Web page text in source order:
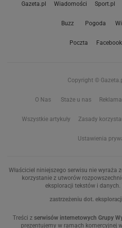
Gazeta.pl Wiadomości Sport.pl
Buzz Pogoda
Poczta Facebook
Copyright ©
O Nas Staże u nas Reklama
Wszystkie artykuły Zasady
Ustawienia
Właściciel niniejszego serwisu nie wyraża
korzystanie z utworów
eksploracji tekstów i
zastrzeżeniu dot.
Treści z serwisów internetowych Grupy
prezentujemy w ramach komercyjnej